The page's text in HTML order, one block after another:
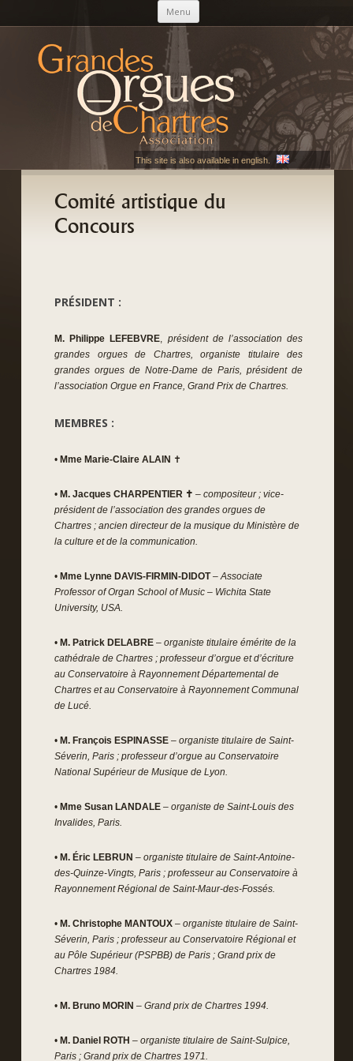
Menu Aller au contenu principal
AGOC
Les Grandes Orgues de Chartres
This site is also available in english.
Comité artistique du
Concours
PRÉSIDENT :
M. Philippe LEFEBVRE, président de l’association des
grandes orgues de Chartres, organiste titulaire des
grandes orgues de Notre-Dame de Paris, président de
l’association Orgue en France, Grand Prix de Chartres.
MEMBRES :
• Mme Marie-Claire ALAIN ✝
• M. Jacques CHARPENTIER ✝ – compositeur ; vice-
président de l’association des grandes orgues de
Chartres ; ancien directeur de la musique du Ministère de
la culture et de la communication.
• Mme Lynne DAVIS-FIRMIN-DIDOT – Associate
Professor of Organ School of Music – Wichita State
University, USA.
• M. Patrick DELABRE – organiste titulaire émérite de la
cathédrale de Chartres ; professeur d’orgue et d’écriture
au Conservatoire à Rayonnement Départemental de
Chartres et au Conservatoire à Rayonnement Communal
de Lucé.
• M. François ESPINASSE – organiste titulaire de Saint-
Séverin, Paris ; professeur d’orgue au Conservatoire
National Supérieur de Musique de Lyon.
• Mme Susan LANDALE – organiste de Saint-Louis des
Invalides, Paris.
• M. Éric LEBRUN – organiste titulaire de Saint-Antoine-
des-Quinze-Vingts, Paris ; professeur au Conservatoire à
Rayonnement Régional de Saint-Maur-des-Fossés.
• M. Christophe MANTOUX – organiste titulaire de Saint-
Séverin, Paris ; professeur au Conservatoire Régional et
au Pôle Supérieur (PSPBB) de Paris ; Grand prix de
Chartres 1984.
• M. Bruno MORIN – Grand prix de Chartres 1994.
• M. Daniel ROTH – organiste titulaire de Saint-Sulpice,
Paris ; Grand prix de Chartres 1971.